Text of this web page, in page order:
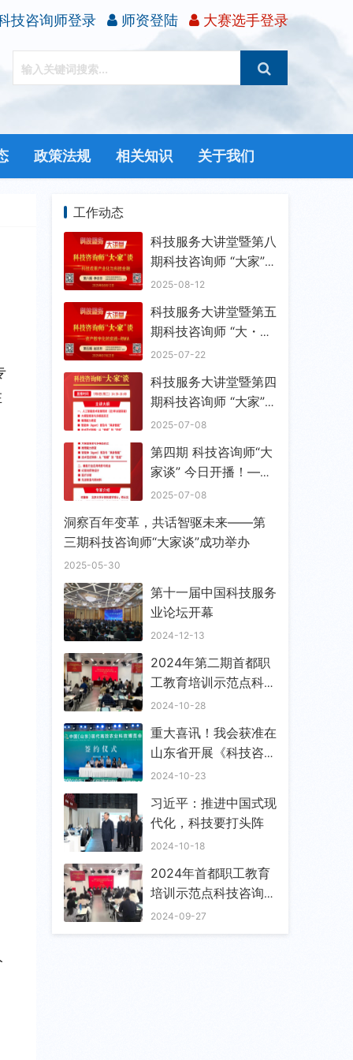
技咨询师登录 师资登陆 大赛选手登录
政策法规 相关知识 关于我们
工作动态
科技服务大讲堂暨第八
期科技咨询师 “大家”
谈成功举办
2025-08-12
科技服务大讲堂暨第五
期科技咨询师 “大・
家” 谈成功举办
2025-07-22
科技服务大讲堂暨第四
期科技咨询师 “大家”
谈成功举办
2025-07-08
第四期 科技咨询师“大
家谈” 今日开播！——
「AI革命下半场：技术
机会」
2025-07-08
洞察百年变革，共话智驱未来——第
三期科技咨询师“大家谈”成功举办
2025-05-30
第十一届中国科技服务
业论坛开幕
2024-12-13
2024年第二期首都职
工教育培训示范点科技
咨询师培训班顺利开班
2024-10-28
重大喜讯！我会获准在
山东省开展《科技咨询
师》国家职业技能培训
2024-10-23
习近平：推进中国式现
代化，科技要打头阵
2024-10-18
2024年首都职工教育
培训示范点科技咨询师
培训班举办
2024-09-27